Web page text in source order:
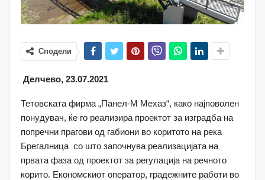
Сподели
Делчево, 23.07.2021
Тетовската фирма „Панел-М Мехаз“, како најповолен
понудувач, ќе го реализира проектот за изградба на
попречни прагови од габиони во коритото на река
Брегалница со што започнува реализацијата на
првата фаза од проектот за регулација на речното
корито. Економскиот оператор, градежните работи во